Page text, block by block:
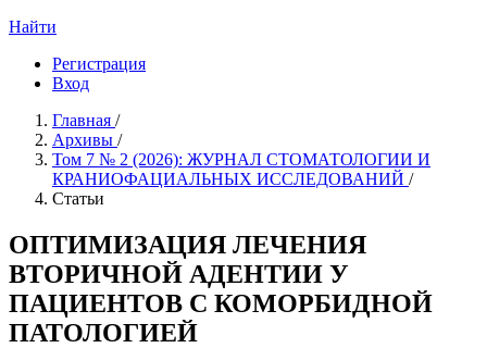
Найти
Регистрация
Вход
Главная /
Архивы /
Том 7 № 2 (2026): ЖУРНАЛ СТОМАТОЛОГИИ И
КРАНИОФАЦИАЛЬНЫХ ИССЛЕДОВАНИЙ /
Статьи
ОПТИМИЗАЦИЯ ЛЕЧЕНИЯ
ВТОРИЧНОЙ АДЕНТИИ У
ПАЦИЕНТОВ С КОМОРБИДНОЙ
ПАТОЛОГИЕЙ